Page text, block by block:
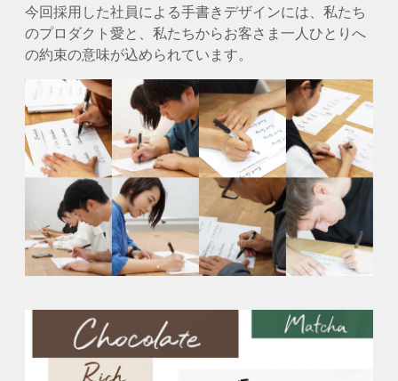
今回採用した社員による手書きデザインには、私たち
のプロダクト愛と、私たちからお客さま一人ひとりへ
の約束の意味が込められています。